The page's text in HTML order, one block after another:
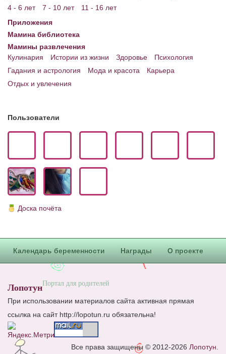
Сервис. Оценка роста и веса ребенка
Приложения для Android
Полезные ссылки
Блог Администратора
Сотрудничество. Авторам
4 - 6 лет
7 - 10 лет
11 - 16 лет
Приложения
Мамина библиотека
Мамины развлечения
Кулинария
Истории из жизни Здоровье
Психология
Гадания и астрология
Мода и красота
Карьера
Отдых и увлечения
Пользователи
Доска почёта
Календарь беременности Награды О проекте
ЛопотунПортал для родителей
При использовании материалов сайта активная прямая
ссылка на сайт http://lopotun.ru обязательна!
Все права защищены © 2012-2026 Лопотун